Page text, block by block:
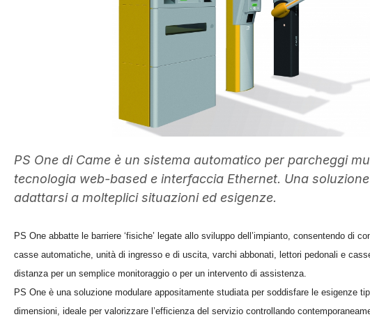
PS One di Came è un sistema automatico per parcheggi
tecnologia web-based e interfaccia Ethernet. Una
adattarsi a molteplici situazioni ed esigenze.
PS One abbatte le barriere ‘fisiche’ legate allo sviluppo dell’impianto, consentendo di
casse automatiche, unità di ingresso e di uscita, varchi abbonati, lettori pedonali e
distanza per un semplice monitoraggio o per un intervento di assistenza.
PS One è una soluzione modulare appositamente studiata per soddisfare le esigenze
dimensioni, ideale per valorizzare l’efficienza del servizio controllando